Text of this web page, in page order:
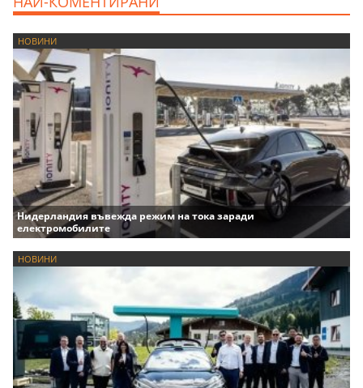
НОВИНИ
Нидерландия въвежда режим на тока заради
електромобилите
НОВИНИ